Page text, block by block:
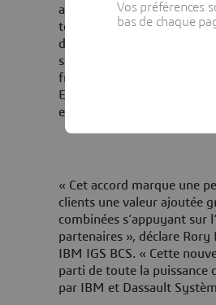
aidera IBM dans le cadre
technologies novatrices
de clients. IBM IGS BCS,
services et de conseil,
fructueux de projets PLM
ENOVIA, DELMIA et
et à la propriété
« Cet accord marque une
clients une valeur ajoutée
combinées s’appuyant sur
partenaires », déclare
IBM IGS BCS. « Cette
parti de toute la puissance
par IBM et Dassault
Vos préférences
bas de chaque